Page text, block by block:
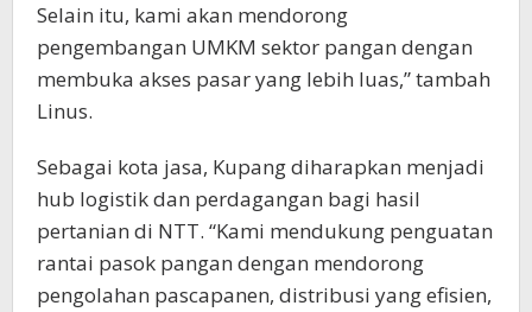
Selain itu, kami akan mendorong
pengembangan UMKM sektor pangan dengan
membuka akses pasar yang lebih luas,” tambah
Linus.
Sebagai kota jasa, Kupang diharapkan menjadi
hub logistik dan perdagangan bagi hasil
pertanian di NTT. “Kami mendukung penguatan
rantai pasok pangan dengan mendorong
pengolahan pascapanen, distribusi yang efisien,